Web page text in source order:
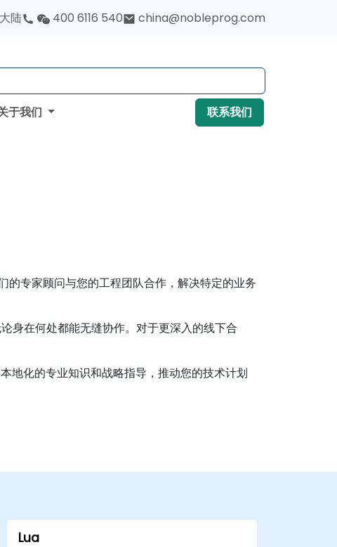
陆 400 6116 540 china@nobleprog.com
于我们 联系我们
专家顾问与您的工程团队合作，解决特定的业务
身在何处都能无缝协作。对于更深入的线下合
地化的专业知识和战略指导，推动您的技术计划
Lua